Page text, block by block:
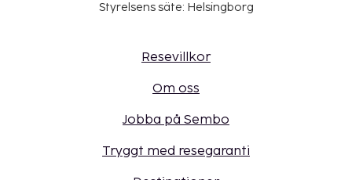
Styrelsens säte: Helsingborg
Resevillkor
Om oss
Jobba på Sembo
Tryggt med resegaranti